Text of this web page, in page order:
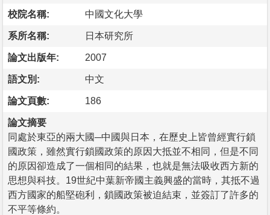
校院名稱: 中國文化大學
系所名稱: 日本研究所
論文出版年: 2007
語文別: 中文
論文頁數: 186
論文摘要
同處於東亞的兩大國─中國與日本，在歷史上皆曾經實行鎖
國政策，雖然實行鎖國政策的原因大抵並不相同，但是不同
的原因卻造成了一個相同的結果，也就是無法吸收西方新的
思想與科技。19世紀中葉新帝國主義興盛的當時，其抵不過
西方國家的船堅砲利，鎖國政策被迫結束，並簽訂了許多的
不平等條約。